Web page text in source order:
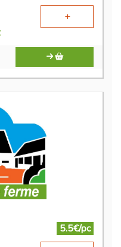
+
5.5€/pc